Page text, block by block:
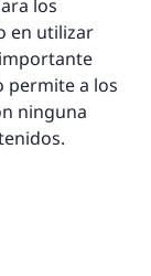
los
en utilizar
permite a los
ninguna